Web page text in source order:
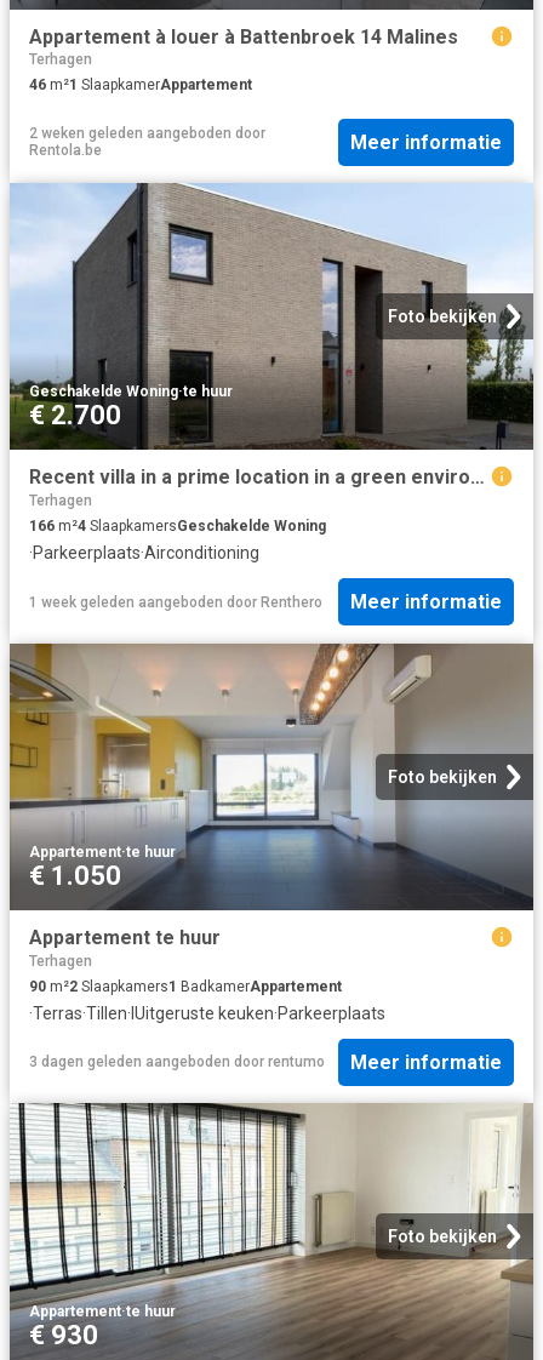
Appartement à louer à Battenbroek 14 Malines
Terhagen
46 m²1 SlaapkamerAppartement
2 weken geleden aangeboden door
Rentola.be
Meer informatie
Foto bekijken
Geschakelde Woning·te huur
€ 2.700
Recent villa in a prime location in a green environment
Terhagen
166 m²4 SlaapkamersGeschakelde Woning
·Parkeerplaats·Airconditioning
1 week geleden aangeboden door Renthero Meer informatie
Foto bekijken
Appartement·te huur
€ 1.050
Appartement te huur
Terhagen
90 m²2 Slaapkamers1 BadkamerAppartement
·Terras·Tillen·IUitgeruste keuken·Parkeerplaats
3 dagen geleden aangeboden door rentumo Meer informatie
Foto bekijken
Appartement·te huur
€ 930